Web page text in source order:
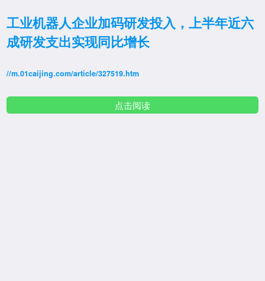
工业机器人企业加码研发投入，上半年近六
成研发支出实现同比增长
//m.01caijing.com/article/327519.htm
点击阅读